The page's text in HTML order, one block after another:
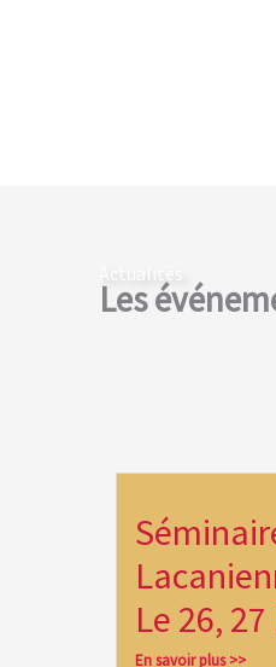
Les
Le 26,
En savoir plus >>